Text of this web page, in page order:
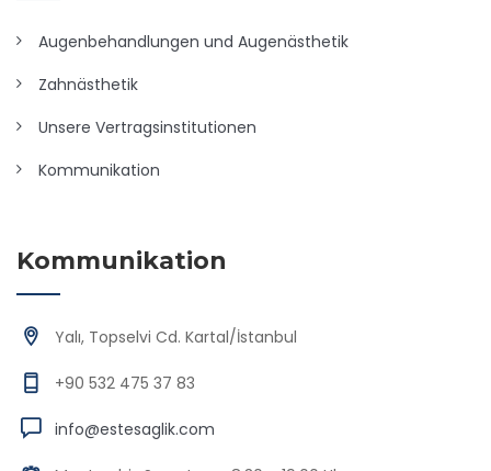
Augenbehandlungen und Augenästhetik
Zahnästhetik
Unsere Vertragsinstitutionen
Kommunikation
Kommunikation
Yalı, Topselvi Cd. Kartal/İstanbul
+90 532 475 37 83
info@estesaglik.com